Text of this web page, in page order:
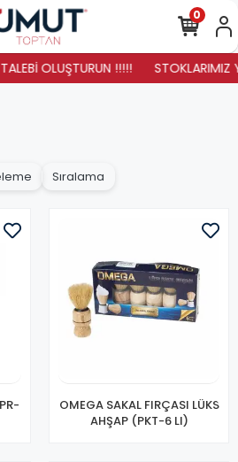
OLUŞTURUN !!!!! STOKLARIMIZ
0
Sıralama
OMEGA SAKAL FIRÇASI LÜKS
AHŞAP (PKT-6 LI)